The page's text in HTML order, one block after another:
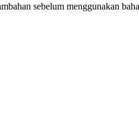
sebelum menggunakan